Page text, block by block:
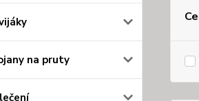
na pruty